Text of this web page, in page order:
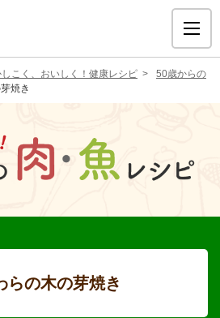
こく、おいしく！健康レシピ
50歳からの
焼き
らの木の芽焼き